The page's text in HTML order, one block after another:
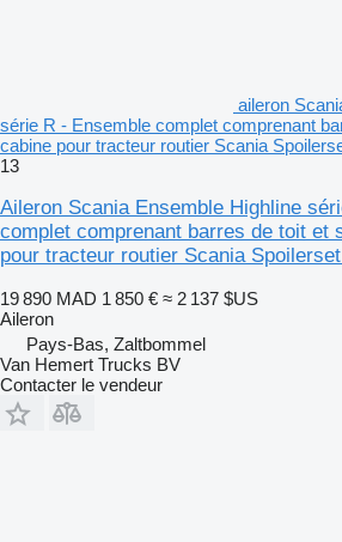
aileron
série R - Ensemble complet comprenant
cabine pour tracteur routier Scania
13
Aileron Scania Ensemble Highline
complet comprenant barres de toit et
pour tracteur routier Scania
19 890 MAD 1 850 € ≈ 2 137 $US
Aileron
Pays-Bas, Zaltbommel
Van Hemert Trucks BV
Contacter le vendeur